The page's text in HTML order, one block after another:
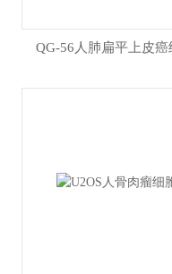
QG-56人肺扁平上皮癌